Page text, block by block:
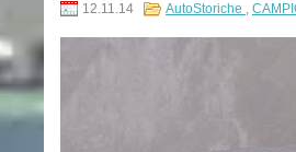
12.11.14 AutoStoriche ,